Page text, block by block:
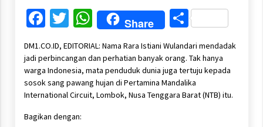
Facebook
Twitter
WhatsApp
Share Share
DM1.CO.ID, EDITORIAL: Nama Rara Istiani Wulandari mendadak
jadi perbincangan dan perhatian banyak orang. Tak hanya
warga Indonesia, mata penduduk dunia juga tertuju kepada
sosok sang pawang hujan di Pertamina Mandalika
International Circuit, Lombok, Nusa Tenggara Barat (NTB) itu.
Bagikan dengan: